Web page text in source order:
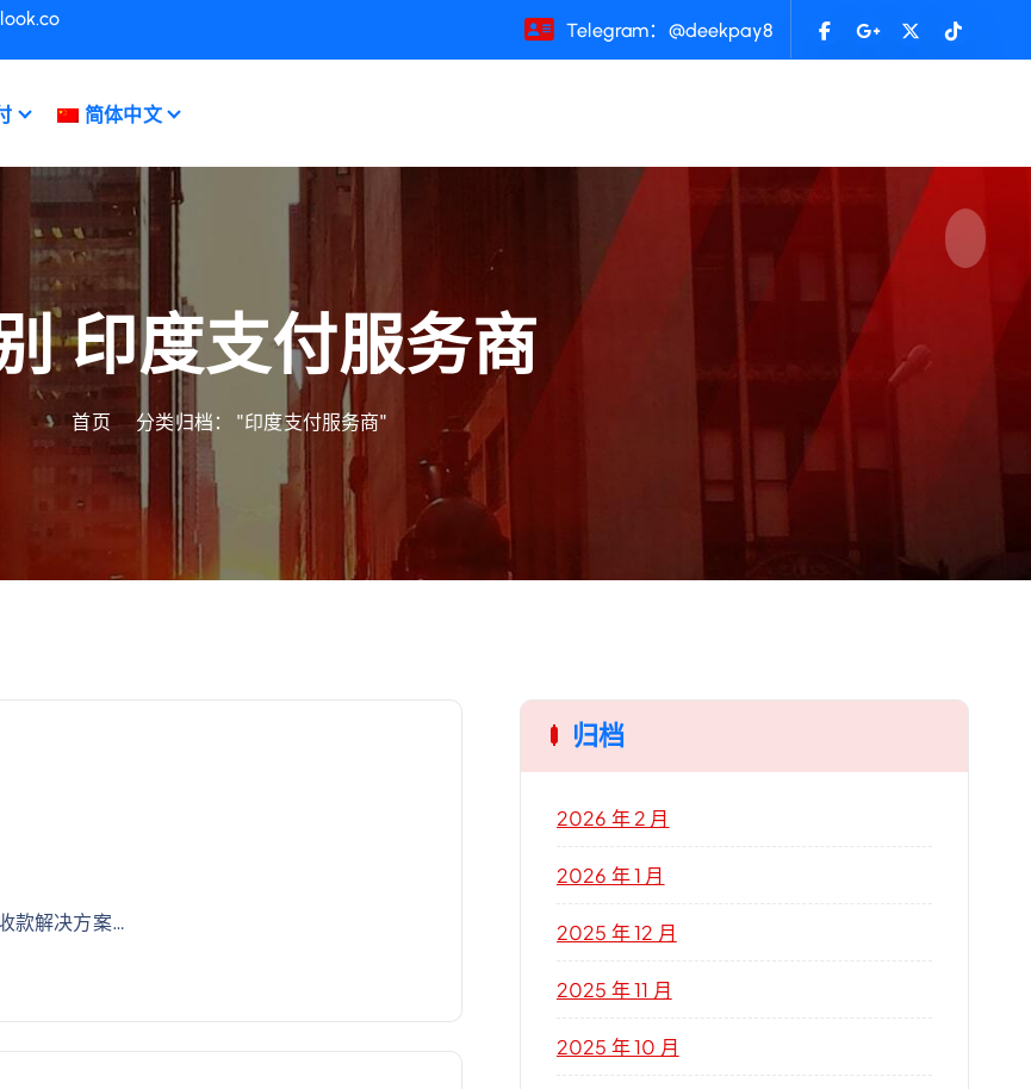
Telegram：@deekpay8
简体中文
印度支付服务商
首页 分类归档： "印度支付服务商"
款解决方案…
归档
2026 年 2 月
2026 年 1 月
2025 年 12 月
2025 年 11 月
2025 年 10 月